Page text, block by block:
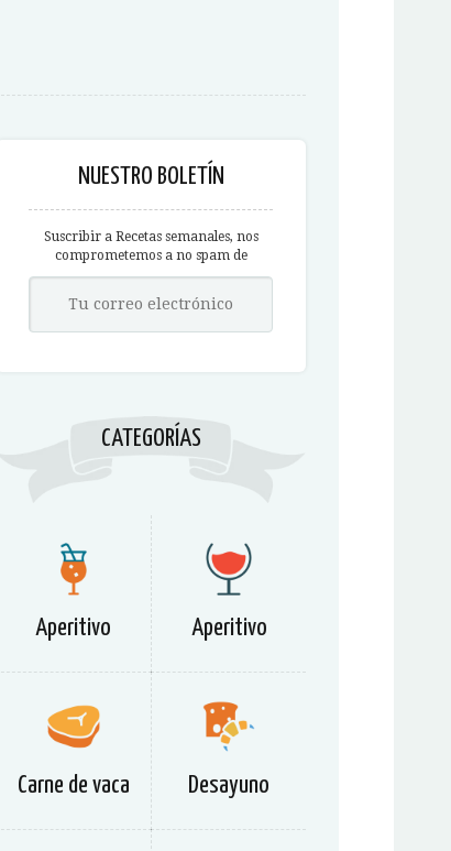
NUESTRO BOLETÍN
Suscribir a Recetas semanales, nos
comprometemos a no spam de
CATEGORÍAS
Aperitivo Aperitivo
Carne de vaca Desayuno